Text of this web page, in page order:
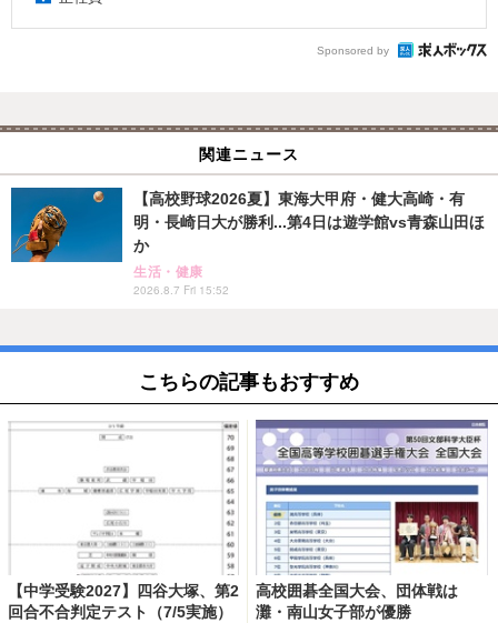
Sponsored by
関連ニュース
【高校野球2026夏】東海大甲府・健大高崎・有
明・長崎日大が勝利...第4日は遊学館vs青森山田ほ
か
生活・健康
2026.8.7 Fri 15:52
こちらの記事もおすすめ
【中学受験2027】四谷大塚、第2
回合不合判定テスト（7/5実施）
高校囲碁全国大会、団体戦は
灘・南山女子部が優勝